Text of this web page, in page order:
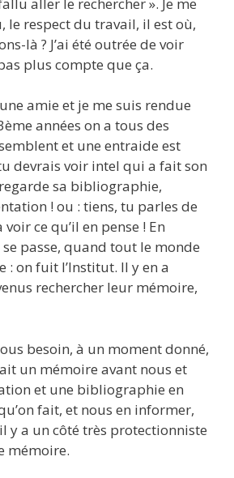
le respect du travail, il est où,
là ? J’ai été outrée de voir
plus compte que ça.
une amie et je me suis rendue
années on a tous des
et une entraide est
devrais voir intel qui a fait son
sa bibliographie,
! ou : tiens, tu parles de
ce qu’il en pense ! En
passe, quand tout le monde
: on fuit l’Institut. Il y en a
rechercher leur mémoire,
besoin, à un moment donné,
un mémoire avant nous et
et une bibliographie en
fait, et nous en informer,
y a un côté très protectionniste
mémoire.